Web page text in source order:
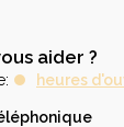
aider ?
heures